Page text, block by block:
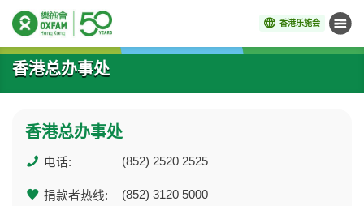
香港乐施会 菜单
开始主要内容
香港总办事处
香港总办事处
电话: (852) 2520 2525
捐款者热线: (852) 3120 5000